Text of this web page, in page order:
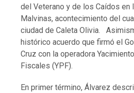
del Veterano y de los Caídos en
Malvinas, acontecimiento del
ciudad de Caleta Olivia.
histórico acuerdo que firmó el
Cruz con la operadora
Fiscales (YPF).
En primer término, Álvarez